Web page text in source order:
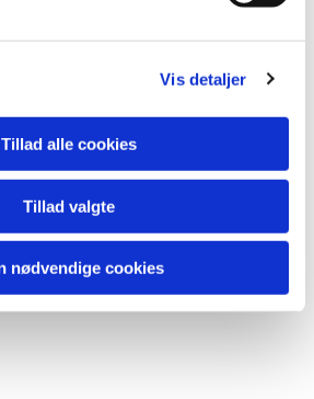
Vis detaljer
Tillad alle cookies
Tillad valgte
nødvendige cookies